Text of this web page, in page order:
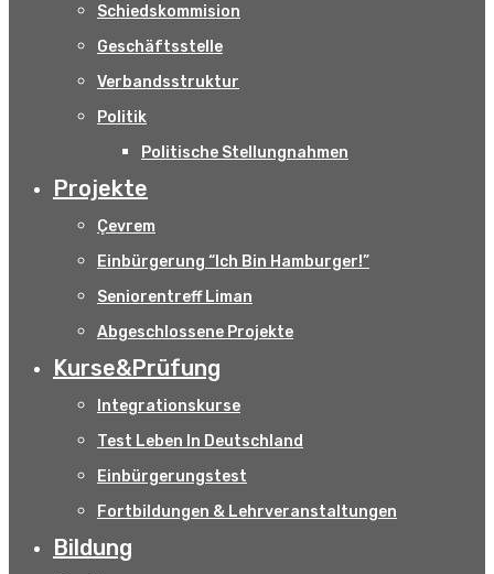
Schiedskommision
Geschäftsstelle
Verbandsstruktur
Politik
Politische Stellungnahmen
Projekte
Çevrem
Einbürgerung “Ich Bin Hamburger!”
Seniorentreff Liman
Abgeschlossene Projekte
Kurse&Prüfung
Integrationskurse
Test Leben In Deutschland
Einbürgerungstest
Fortbildungen & Lehrveranstaltungen
Bildung